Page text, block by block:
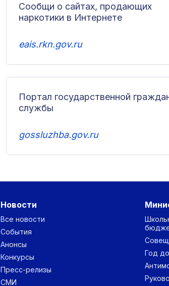
Сообщи о сайтах, продающих
наркотики в Интернете
eais.rkn.gov.ru
Портал государственной
службы
gossluzhba.gov.ru
Новости
Все новости
События
Анонсы
Конкурсы
Пресс-релизы
СМИ
Год